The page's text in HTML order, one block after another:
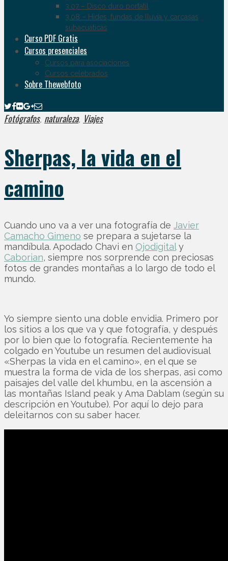
3.07 – Disco duro portatil
3.08 – Hides, fundas de lluvia y carcasas
subacuáticas
Curso PDF Gratis
Cursos presenciales
Cursos para asociaciones
Cursos celebrados
Sobre Thewebfoto
Fotógrafos, naturaleza, Viajes
Sherpas, la vida en el
camino
Cuando uno va a ver una fotografía de Javier
Camacho Gimeno se prepara a sujetarse la
mandíbula. Apodado Chavi en Ojodigitaly
Caborian, siempre nos sorprende con preciosas
fotos de grandes montañas a lo largo de todo el
mundo.
Yo siempre siento una doble envidia. Primero por
los sitios a los que va y que fotografía, y después
por lo bien que lo fotografía. Recientemente ha
colgado en Youtube un resumen del audiovisual
«Sherpas la vida en el camino», en el que se
muestra la forma de vida de los sherpas, asi como
paisajes del valle del khumbu, en la ascensión a
las montañas Island peak y Ama Dablam (según su
descripción en Youtube). Por aquí lo dejo para
deleitarnos con su saber hacer.